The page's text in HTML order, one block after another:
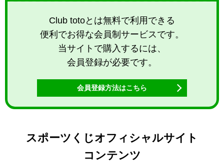
Club totoとは無料で利用できる
便利でお得な会員制サービスです。
当サイトで購入するには、
会員登録が必要です。
会員登録方法はこちら
スポーツくじオフィシャルサイト
コンテンツ